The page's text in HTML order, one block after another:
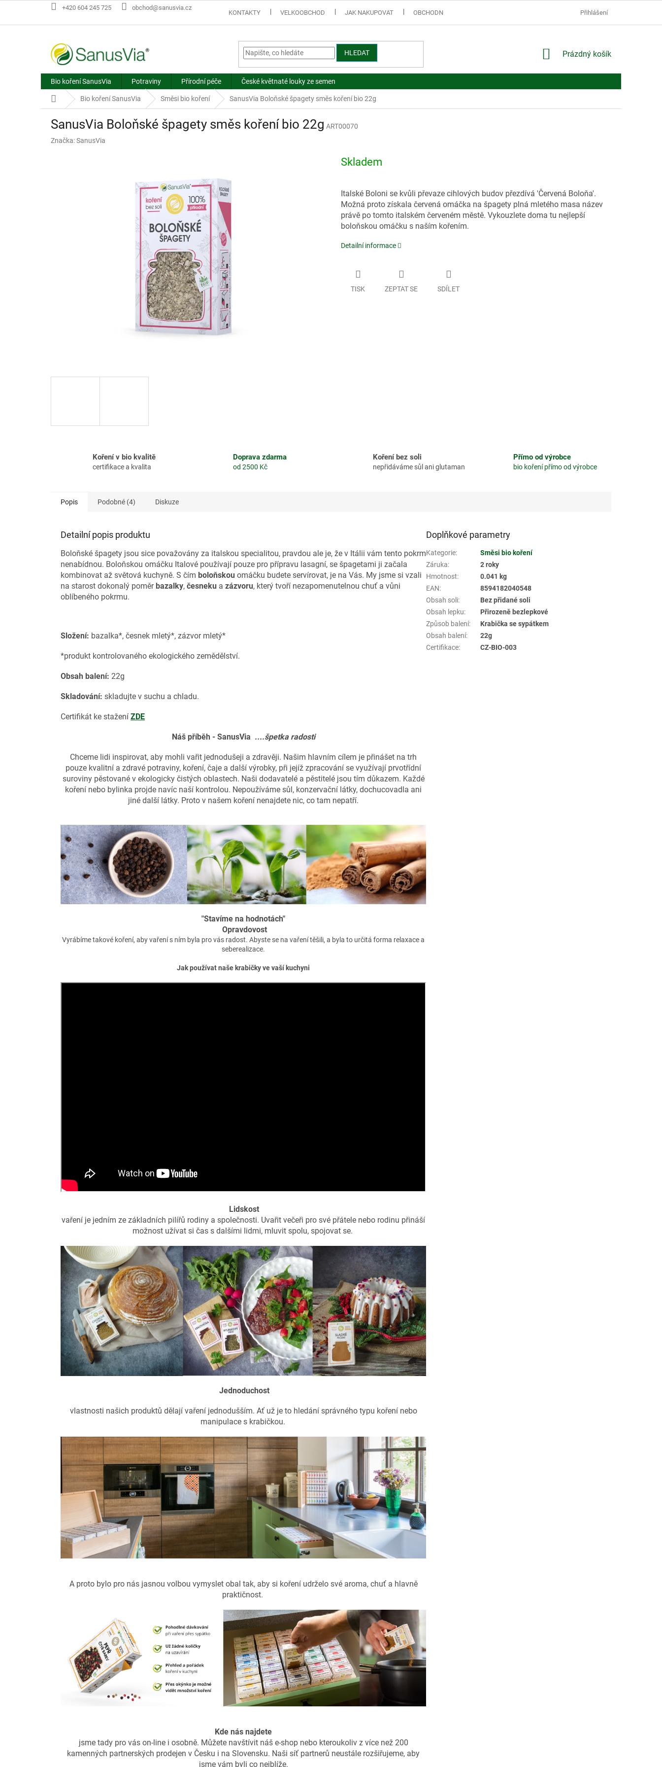
+420 604 245 725 obchod@sanusvia.cz
KONTAKTY VELKOOBCHOD JAK NAKUPOVAT OBCHODNÍ PODMÍNKY PODMÍNKY OCHRANY OSOBNÍCH ÚDAJŮ
Přihlášení
HLEDAT
NÁKUPNÍ
Prázdný košík
Bio koření SanusVia Potraviny Přírodní péče České květnaté louky ze semen
Domů Bio koření SanusVia Směsi bio koření SanusVia Boloňské špagety směs koření bio 22g
SanusVia Boloňské špagety směs koření bio 22g ART00070
Značka:SanusVia
Skladem
Italské Boloni se kvůli převaze cihlových budov přezdívá 'Červená Boloňa'.
Možná proto získala červená omáčka na špagety plná mletého masa název
právě po tomto italském červeném městě. Vykouzlete doma tu nejlepší
boloňskou omáčku s naším kořením.
Detailní informace
TISK ZEPTAT SE SDÍLET
Koření v bio kvalitě
certifikace a kvalita
Doprava zdarma
od 2500 Kč
Koření bez soli
nepřidáváme sůl ani glutaman
Přímo od výrobce
bio koření přímo od výrobce
Popis Podobné (4) Diskuze
Detailní popis produktu
Boloňské špagety jsou sice považovány za italskou specialitou, pravdou ale je, že v Itálii vám tento pokrm
nenabídnou. Boloňskou omáčku Italové používají pouze pro přípravu lasagní, se špagetami ji začala
kombinovat až světová kuchyně. S čím boloňskou omáčku budete servírovat, je na Vás. My jsme si vzali
na starost dokonalý poměr bazalky, česneku a zázvoru, který tvoří nezapomenutelnou chuť a vůni
oblíbeného pokrmu.
Složení: bazalka*, česnek mletý*, zázvor mletý*
*produkt kontrolovaného ekologického zemědělství.
Obsah balení: 22g
Skladování: skladujte v suchu a chladu.
Certifikát ke stažení ZDE
Náš příběh - SanusVia ....špetka radosti
Chceme lidi inspirovat, aby mohli vařit jednodušeji a zdravěji. Našim hlavním cílem je přinášet na trh
pouze kvalitní a zdravé potraviny, koření, čaje a další výrobky, při jejíž zpracování se využívají prvotřídní
suroviny pěstované v ekologicky čistých oblastech. Naši dodavatelé a pěstitelé jsou tím důkazem. Každé
koření nebo bylinka projde navíc naší kontrolou. Nepoužíváme sůl, konzervační látky, dochucovadla ani
jiné další látky. Proto v našem koření nenajdete nic, co tam nepatří.
"Stavíme na hodnotách"
Opravdovost
Vyrábíme takové koření, aby vaření s ním byla pro vás radost. Abyste se na vaření těšili, a byla to určitá forma relaxace a
seberealizace.
Jak používat naše krabičky ve vaší kuchyni
Lidskost
vaření je jedním ze základních pilířů rodiny a společnosti. Uvařit večeři pro své přátele nebo rodinu přináší
možnost užívat si čas s dalšími lidmi, mluvit spolu, spojovat se.
Jednoduchost
vlastnosti našich produktů dělají vaření jednodušším. Ať už je to hledání správného typu koření nebo
manipulace s krabičkou.
A proto bylo pro nás jasnou volbou vymyslet obal tak, aby si koření udrželo své aroma, chuť a hlavně
praktičnost.
Kde nás najdete
jsme tady pro vás on-line i osobně. Můžete navštívit náš e-shop nebo kteroukoliv z více než 200
kamenných partnerských prodejen v Česku i na Slovensku. Naši síť partnerů neustále rozšiřujeme, aby
jsme vám byli co nejblíže.
Doplňkové parametry
Kategorie:
Směsi bio koření
Záruka:
2 roky
Hmotnost:
0.041 kg
EAN:
8594182040548
Obsah soli:
Bez přidané soli
Obsah lepku:
Přirozeně bezlepkové
Způsob balení:
Krabička se sypátkem
Obsah balení:
22g
Certifikace: CZ-BIO-003